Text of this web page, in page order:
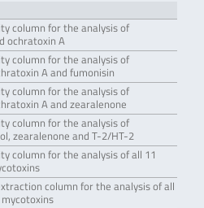
column for the analysis of
ochratoxin A
column for the analysis of
A and fumonisin
column for the analysis of
A and zearalenone
column for the analysis of
zearalenone and T-2/HT-2
column for the analysis of all 11
column for the analysis of all